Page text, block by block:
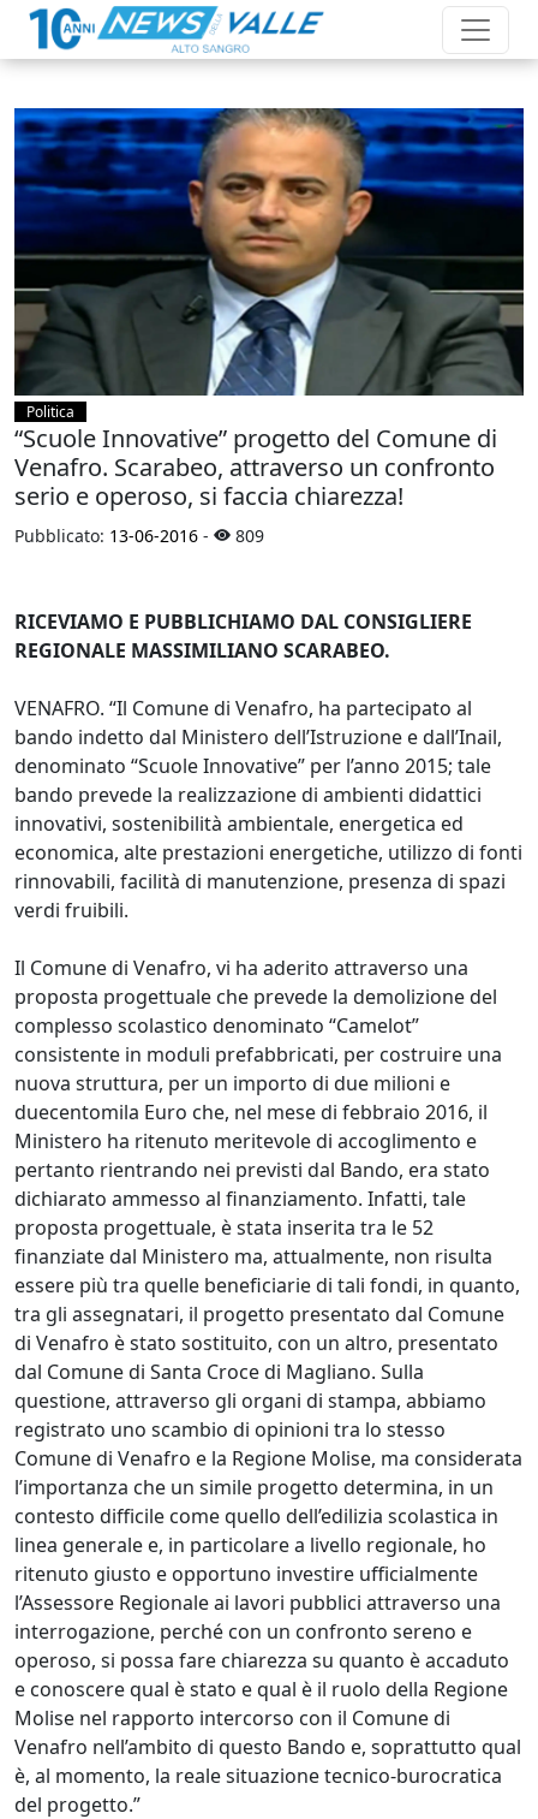
Politica
“Scuole Innovative” progetto del Comune di
Venafro. Scarabeo, attraverso un confronto
serio e operoso, si faccia chiarezza!
Pubblicato: 13-06-2016 - 809
RICEVIAMO E PUBBLICHIAMO DAL CONSIGLIERE
REGIONALE MASSIMILIANO SCARABEO.
VENAFRO. “Il Comune di Venafro, ha partecipato al
bando indetto dal Ministero dell’Istruzione e dall’Inail,
denominato “Scuole Innovative” per l’anno 2015; tale
bando prevede la realizzazione di ambienti didattici
innovativi, sostenibilità ambientale, energetica ed
economica, alte prestazioni energetiche, utilizzo di fonti
rinnovabili, facilità di manutenzione, presenza di spazi
verdi fruibili.
Il Comune di Venafro, vi ha aderito attraverso una
proposta progettuale che prevede la demolizione del
complesso scolastico denominato “Camelot”
consistente in moduli prefabbricati, per costruire una
nuova struttura, per un importo di due milioni e
duecentomila Euro che, nel mese di febbraio 2016, il
Ministero ha ritenuto meritevole di accoglimento e
pertanto rientrando nei previsti dal Bando, era stato
dichiarato ammesso al finanziamento. Infatti, tale
proposta progettuale, è stata inserita tra le 52
finanziate dal Ministero ma, attualmente, non risulta
essere più tra quelle beneficiarie di tali fondi, in quanto,
tra gli assegnatari, il progetto presentato dal Comune
di Venafro è stato sostituito, con un altro, presentato
dal Comune di Santa Croce di Magliano. Sulla
questione, attraverso gli organi di stampa, abbiamo
registrato uno scambio di opinioni tra lo stesso
Comune di Venafro e la Regione Molise, ma considerata
l’importanza che un simile progetto determina, in un
contesto difficile come quello dell’edilizia scolastica in
linea generale e, in particolare a livello regionale, ho
ritenuto giusto e opportuno investire ufficialmente
l’Assessore Regionale ai lavori pubblici attraverso una
interrogazione, perché con un confronto sereno e
operoso, si possa fare chiarezza su quanto è accaduto
e conoscere qual è stato e qual è il ruolo della Regione
Molise nel rapporto intercorso con il Comune di
Venafro nell’ambito di questo Bando e, soprattutto qual
è, al momento, la reale situazione tecnico-burocratica
del progetto.”